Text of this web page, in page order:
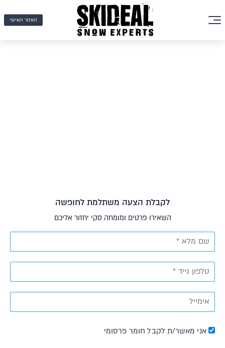
האזור האישי
לקבלת הצעה משתלמת לחופשה
השאירו פרטים ומומחה סקי יחזור אליכם
אני מאשר/ת לקבל חומר פרסומי